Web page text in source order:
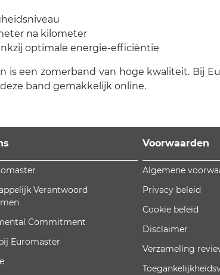
na kilometer
optimale energie-efficiëntie
is een zomerband van hoge kwaliteit. Bij
band gemakkelijk online.
Verantwoord
Commitment
Euromaster
Voorwaarden
Algemene
Privacy beleid
Cookie beleid
Disclaimer
Verzameling